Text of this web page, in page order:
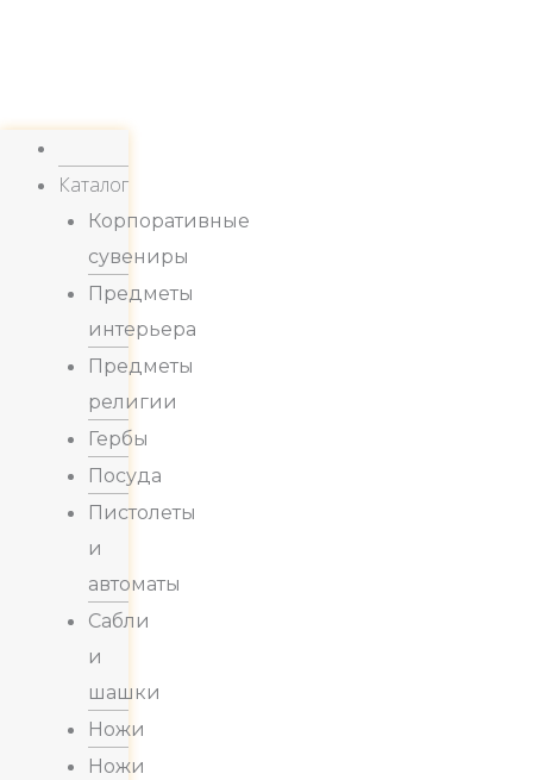
Каталог
Корпоративные
сувениры
Предметы
интерьера
Предметы
религии
Гербы
Посуда
Пистолеты
и
автоматы
Сабли
и
шашки
Ножи
Ножи